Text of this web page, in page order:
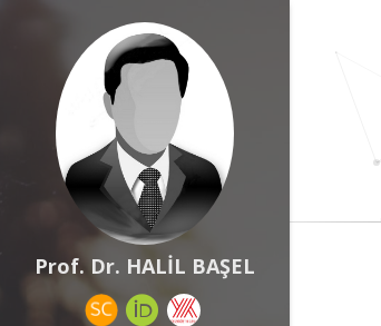
Prof. Dr. HALİL BAŞEL